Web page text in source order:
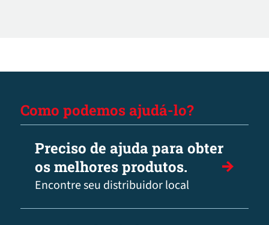
Como podemos ajudá-lo?
Preciso de ajuda para obter
os melhores produtos.
Encontre seu distribuidor local